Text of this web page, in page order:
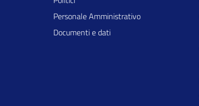
Personale Amministrativo
Documenti e dati